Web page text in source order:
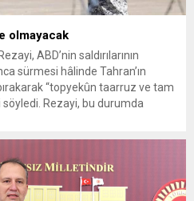
olmayacak
ABD’nin saldırılarının
sürmesi hâlinde Tahran’ın
“topyekûn taarruz ve tam
Rezayi, bu durumda